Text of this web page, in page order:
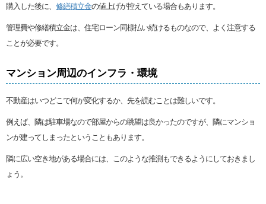
購入した後に、 修繕積立金の値上げが控えている場合もあります。
管理費や修繕積立金は、住宅ローン同様払い続けるものなので、よく注意する
ことが必要です。
マンション周辺のインフラ・環境
不動産はいつどこで何が変化するか、先を読むことは難しいです。
例えば、隣は駐車場なので部屋からの眺望は良かったのですが、隣にマンショ
ンが建ってしまったということもあります。
隣に広い空き地がある場合には、このような推測もできるようにしておきまし
ょう。